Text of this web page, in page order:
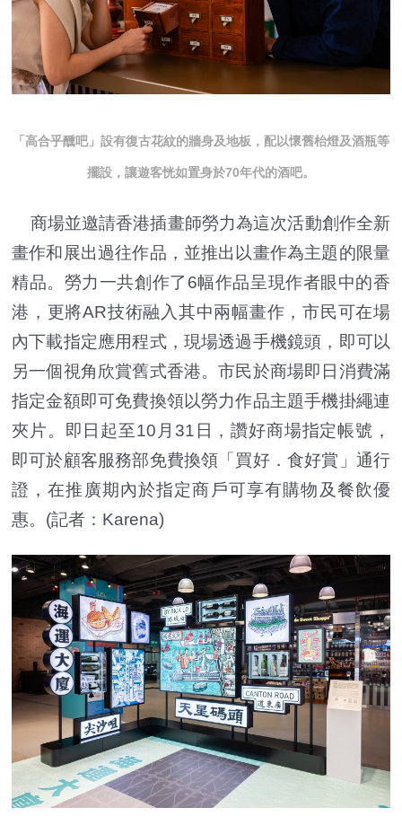
「高合乎醺吧」設有復古花紋的牆身及地板，配以懷舊枱燈及酒瓶等
擺設，讓遊客恍如置身於70年代的酒吧。
商場並邀請香港插畫師勞力為這次活動創作全新
畫作和展出過往作品，並推出以畫作為主題的限量
精品。勞力一共創作了6幅作品呈現作者眼中的香
港，更將AR技術融入其中兩幅畫作，市民可在場
內下載指定應用程式，現場透過手機鏡頭，即可以
另一個視角欣賞舊式香港。市民於商場即日消費滿
指定金額即可免費換領以勞力作品主題手機掛繩連
夾片。即日起至10月31日，讚好商場指定帳號，
即可於顧客服務部免費換領「買好．食好賞」通行
證，在推廣期內於指定商戶可享有購物及餐飲優
惠。(記者：Karena)